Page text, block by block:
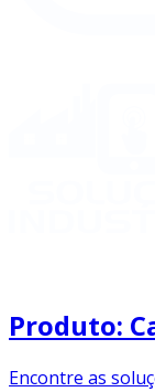
Produto:
Encontre as